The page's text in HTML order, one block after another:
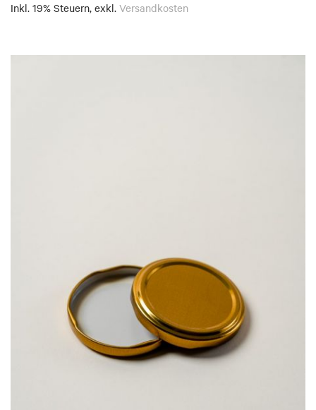
Inkl. 19% Steuern, exkl. Versandkosten